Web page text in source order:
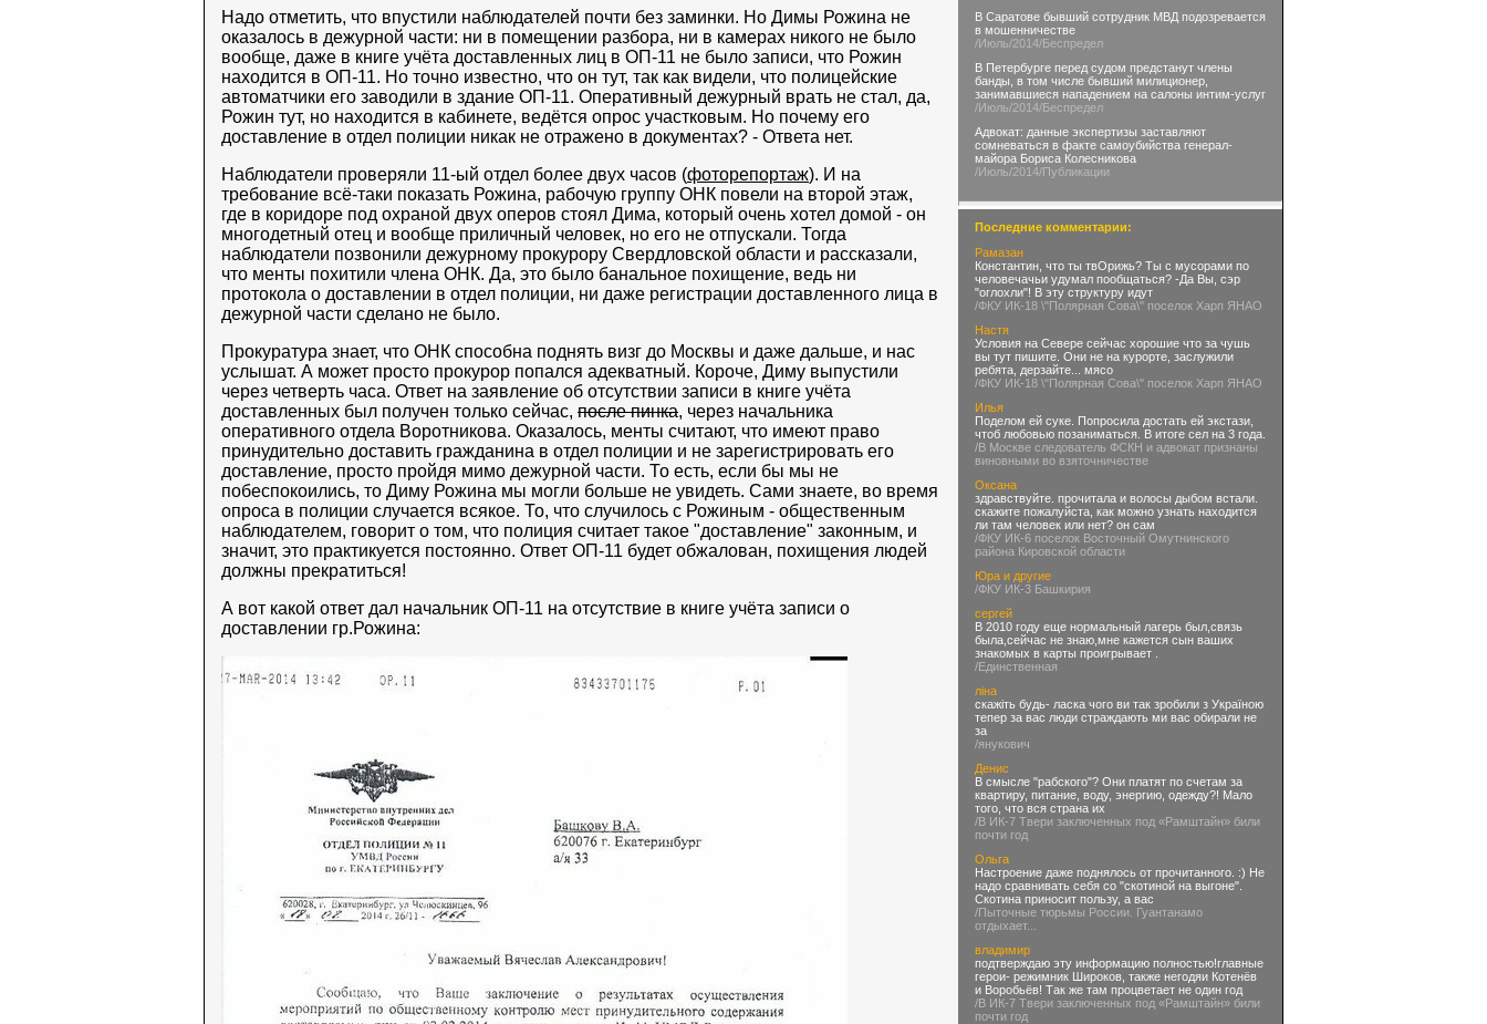
Надо отметить, что впустили наблюдателей почти без заминки. Но Димы Рожина не
оказалось в дежурной части: ни в помещении разбора, ни в камерах никого не было
вообще, даже в книге учёта доставленных лиц в ОП-11 не было записи, что Рожин
находится в ОП-11. Но точно известно, что он тут, так как видели, что полицейские
автоматчики его заводили в здание ОП-11. Оперативный дежурный врать не стал, да,
Рожин тут, но находится в кабинете, ведётся опрос участковым. Но почему его
доставление в отдел полиции никак не отражено в документах? - Ответа нет.
Наблюдатели проверяли 11-ый отдел более двух часов (фоторепортаж). И на
требование всё-таки показать Рожина, рабочую группу ОНК повели на второй этаж,
где в коридоре под охраной двух оперов стоял Дима, который очень хотел домой - он
многодетный отец и вообще приличный человек, но его не отпускали. Тогда
наблюдатели позвонили дежурному прокурору Свердловской области и рассказали,
что менты похитили члена ОНК. Да, это было банальное похищение, ведь ни
протокола о доставлении в отдел полиции, ни даже регистрации доставленного лица в
дежурной части сделано не было.
Прокуратура знает, что ОНК способна поднять визг до Москвы и даже дальше, и нас
услышат. А может просто прокурор попался адекватный. Короче, Диму выпустили
через четверть часа. Ответ на заявление об отсутствии записи в книге учёта
доставленных был получен только сейчас, после пинка, через начальника
оперативного отдела Воротникова. Оказалось, менты считают, что имеют право
принудительно доставить гражданина в отдел полиции и не зарегистрировать его
доставление, просто пройдя мимо дежурной части. То есть, если бы мы не
побеспокоились, то Диму Рожина мы могли больше не увидеть. Сами знаете, во время
опроса в полиции случается всякое. То, что случилось с Рожиным - общественным
наблюдателем, говорит о том, что полиция считает такое "доставление" законным, и
значит, это практикуется постоянно. Ответ ОП-11 будет обжалован, похищения людей
должны прекратиться!
А вот какой ответ дал начальник ОП-11 на отсутствие в книге учёта записи о
доставлении гр.Рожина:
В Саратове бывший сотрудник МВД подозревается
в мошенничестве
/Июль/2014/Беспредел
В Петербурге перед судом предстанут члены
банды, в том числе бывший милиционер,
занимавшиеся нападением на салоны интим-услуг
/Июль/2014/Беспредел
Адвокат: данные экспертизы заставляют
сомневаться в факте самоубийства генерал-
майора Бориса Колесникова
/Июль/2014/Публикации
Последние комментарии:
Рамазан
Константин, что ты твОрижь? Ты с мусорами по
человечачьи удумал пообщаться? -Да Вы, сэр
"оглохли"! В эту структуру идут
/ФКУ ИК-18 \"Полярная Сова\" поселок Харп ЯНАО
Настя
Условия на Севере сейчас хорошие что за чушь
вы тут пишите. Они не на курорте, заслужили
ребята, дерзайте... мясо
/ФКУ ИК-18 \"Полярная Сова\" поселок Харп ЯНАО
Илья
Поделом ей суке. Попросила достать ей экстази,
чтоб любовью позаниматься. В итоге сел на 3 года.
/В Москве следователь ФСКН и адвокат признаны
виновными во взяточничестве
Оксана
здравствуйте. прочитала и волосы дыбом встали.
скажите пожалуйста, как можно узнать находится
ли там человек или нет? он сам
/ФКУ ИК-6 поселок Восточный Омутнинского
района Кировской области
Юра и другие
/ФКУ ИК-3 Башкирия
сергей
В 2010 году еще нормальный лагерь был,связь
была,сейчас не знаю,мне кажется сын ваших
знакомых в карты проигрывает .
/Единственная
ліна
скажіть будь- ласка чого ви так зробили з Україною
тепер за вас люди страждають ми вас обирали не
за
/янукович
Денис
В смысле "рабского"? Они платят по счетам за
квартиру, питание, воду, энергию, одежду?! Мало
того, что вся страна их
/В ИК-7 Твери заключенных под «Рамштайн» били
почти год
Ольга
Настроение даже поднялось от прочитанного. :) Не
надо сравнивать себя со "скотиной на выгоне".
Скотина приносит пользу, а вас
/Пыточные тюрьмы России. Гуантанамо
отдыхает...
владимир
подтверждаю эту информацию полностью!главные
герои- режимник Широков, также негодяи Котенёв
и Воробьёв! Так же там процветает не один год
/В ИК-7 Твери заключенных под «Рамштайн» били
почти год